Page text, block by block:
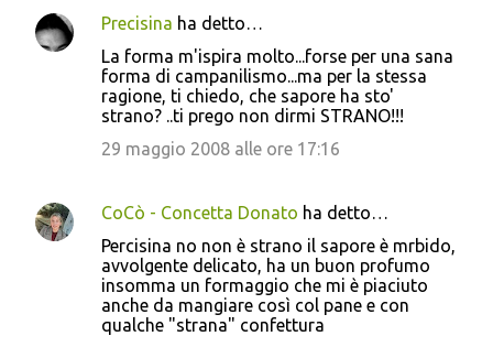
Precisina ha detto…
La forma m'ispira molto...forse per una sana
forma di campanilismo...ma per la stessa
ragione, ti chiedo, che sapore ha sto'
strano? ..ti prego non dirmi STRANO!!!
29 maggio 2008 alle ore 17:16
CoCò - Concetta Donato ha detto…
Percisina no non è strano il sapore è mrbido,
avvolgente delicato, ha un buon profumo
insomma un formaggio che mi è piaciuto
anche da mangiare così col pane e con
qualche "strana" confettura